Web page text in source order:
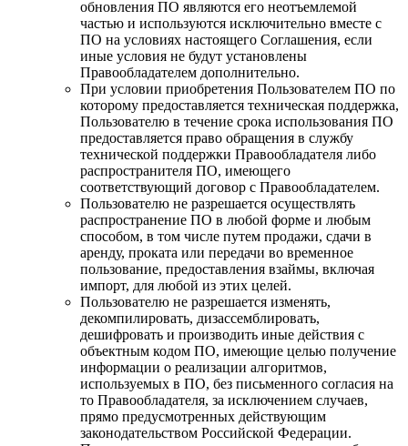
обновления ПО являются его неотъемлемой
частью и используются исключительно вместе с
ПО на условиях настоящего Соглашения, если
иные условия не будут установлены
Правообладателем дополнительно.
При условии приобретения Пользователем ПО по
которому предоставляется техническая поддержка,
Пользователю в течение срока использования ПО
предоставляется право обращения в службу
технической поддержки Правообладателя либо
распространителя ПО, имеющего
соответствующий договор с Правообладателем.
Пользователю не разрешается осуществлять
распространение ПО в любой форме и любым
способом, в том числе путем продажи, сдачи в
аренду, проката или передачи во временное
пользование, предоставления взаймы, включая
импорт, для любой из этих целей.
Пользователю не разрешается изменять,
декомпилировать, дизассемблировать,
дешифровать и производить иные действия с
объектным кодом ПО, имеющие целью получение
информации о реализации алгоритмов,
используемых в ПО, без письменного согласия на
то Правообладателя, за исключением случаев,
прямо предусмотренных действующим
законодательством Российской Федерации.